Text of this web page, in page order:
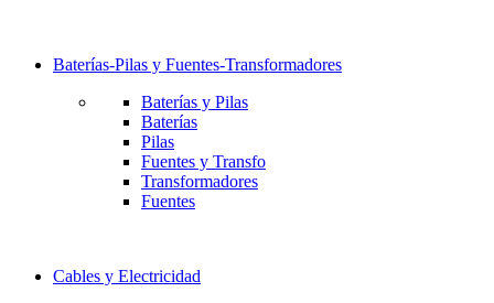
Baterías-Pilas y Fuentes-Transformadores
Baterías y Pilas
Baterías
Pilas
Fuentes y Transfo
Transformadores
Fuentes
Cables y Electricidad